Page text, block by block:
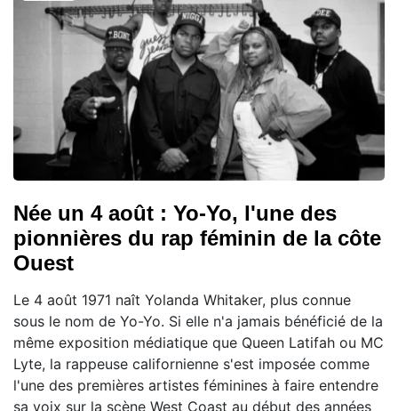
Née un 4 août : Yo-Yo, l'une des
pionnières du rap féminin de la côte
Ouest
Le 4 août 1971 naît Yolanda Whitaker, plus connue
sous le nom de Yo-Yo. Si elle n'a jamais bénéficié de la
même exposition médiatique que Queen Latifah ou MC
Lyte, la rappeuse californienne s'est imposée comme
l'une des premières artistes féminines à faire entendre
sa voix sur la scène West Coast au début des années